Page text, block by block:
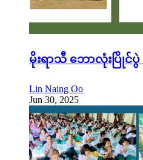
မိုးရာသီ ဘောလုံးပြိုင်
Lin Naing Oo
Jun 30, 2025